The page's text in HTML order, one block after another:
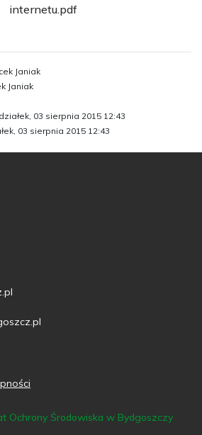
internetu.pdf
Janiak
Janiak
03 sierpnia 2015 12:43
03 sierpnia 2015 12:43
Ochrony Środowiska w Bydgoszczy